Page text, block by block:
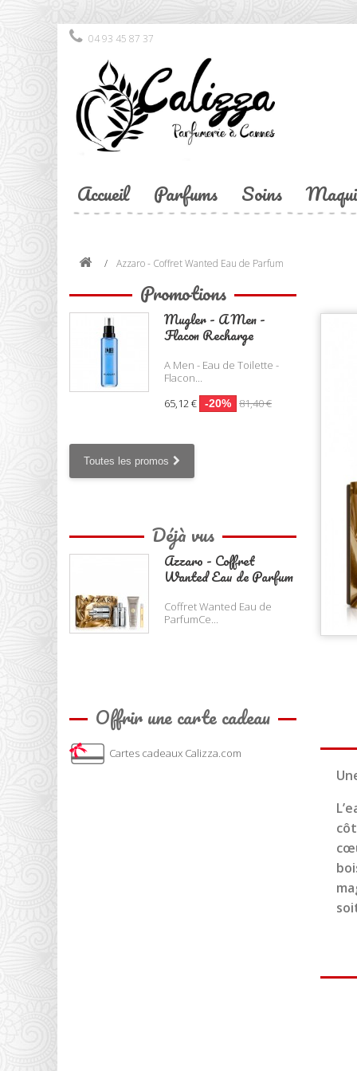
04 93 45 87 37
Accueil Parfums Soins
Azzaro - Coffret Wanted Eau de Parfum
Promotions
Mugler - A Men -
Flacon Recharge
A Men - Eau de Toilette -
Flacon...
65,12 €
-20% 81,40 €
Toutes les promos
Déjà vus
Azzaro - Coffret
Wanted Eau de Parfum
Coffret Wanted Eau de
ParfumCe...
Offrir une carte cadeau
Cartes cadeaux Calizza.com